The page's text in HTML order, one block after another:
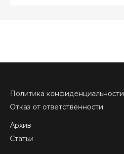
Политика конфиденциальности
Отказ от ответственности
Архив
Статьи